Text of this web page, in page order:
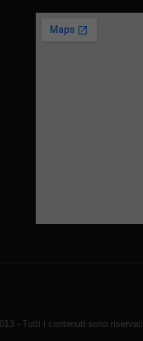
- Tutti i contenuti sono riservati.